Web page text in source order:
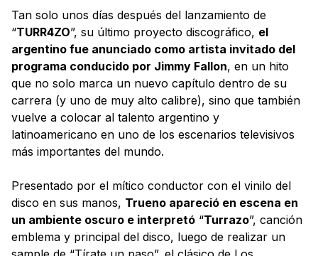
Tan solo unos días después del lanzamiento de
“TURR4ZO”, su último proyecto discográfico, el
argentino fue anunciado como artista invitado del
programa conducido por Jimmy Fallon, en un hito
que no solo marca un nuevo capítulo dentro de su
carrera (y uno de muy alto calibre), sino que también
vuelve a colocar al talento argentino y
latinoamericano en uno de los escenarios televisivos
más importantes del mundo.
Presentado por el mítico conductor con el vinilo del
disco en sus manos, Trueno apareció en escena en
un ambiente oscuro e interpretó “Turrazo”, canción
emblema y principal del disco, luego de realizar un